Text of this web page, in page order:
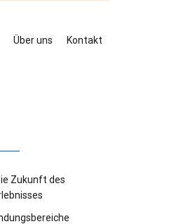
Über uns Kontakt
Zukunft des